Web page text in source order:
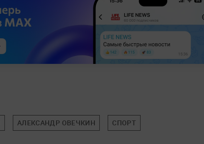
АЛЕКСАНДР ОВЕЧКИН СПОРТ